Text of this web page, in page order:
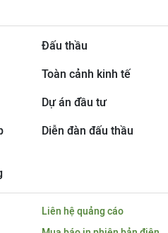
Đấu thầu
Toàn cảnh kinh tế
Dự án đầu tư
Diễn đàn đấu thầu
Liên hệ quảng cáo